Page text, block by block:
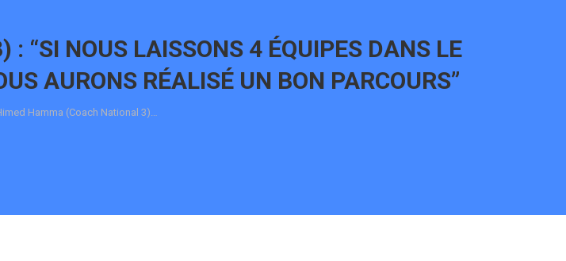
“SI NOUS LAISSONS 4 ÉQUIPES DANS LE
AURONS RÉALISÉ UN BON PARCOURS”
Hamma (Coach National 3)…